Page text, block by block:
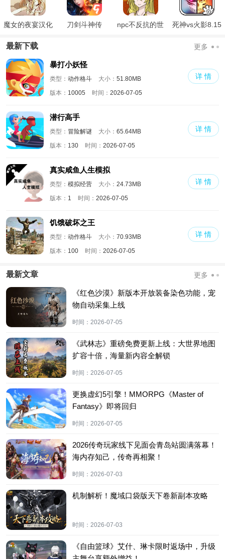
魔女的夜宴汉化
刀剑斗神传
npc不反抗的世
死神vs火影8.15
最新下载 更多
暴打小妖怪
类型： 动作格斗 大小： 51.80MB
版本： 10005 时间： 2026-07-05
详 情
潜行高手
类型： 冒险解谜 大小： 65.64MB
版本： 130 时间： 2026-07-05
详 情
真实咸鱼人生模拟
类型： 模拟经营 大小： 24.73MB
版本： 1 时间： 2026-07-05
详 情
饥饿破坏之王
类型： 动作格斗 大小： 70.93MB
版本： 100 时间： 2026-07-05
详 情
最新文章 更多
《红色沙漠》新版本开放装备染色功能，宠
物自动采集上线
时间： 2026-07-05
《武林志》重磅免费更新上线：大世界地图
扩容十倍，海量新内容全解锁
时间： 2026-07-05
更换虚幻5引擎！MMORPG《Master of
Fantasy》即将回归
时间： 2026-07-05
2026传奇玩家线下见面会青岛站圆满落幕！
海内存知己，传奇再相聚！
时间： 2026-07-03
机制解析！魔域口袋版天下卷新副本攻略
时间： 2026-07-03
《自由篮球》艾什、琳卡限时返场中，升级